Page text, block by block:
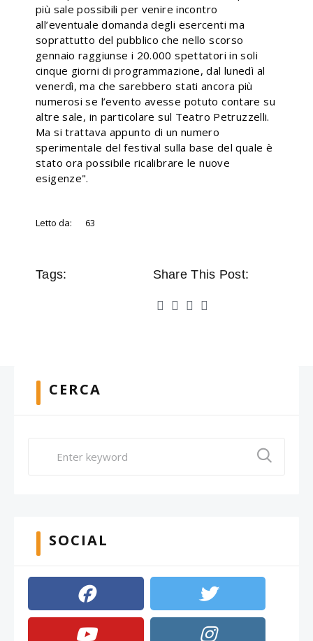
più sale possibili per venire incontro
all’eventuale domanda degli esercenti ma
soprattutto del pubblico che nello scorso
gennaio raggiunse i 20.000 spettatori in soli
cinque giorni di programmazione, dal lunedì al
venerdì, ma che sarebbero stati ancora più
numerosi se l’evento avesse potuto contare su
altre sale, in particolare sul Teatro Petruzzelli.
Ma si trattava appunto di un numero
sperimentale del festival sulla base del quale è
stato ora possibile ricalibrare le nuove
esigenze".
Letto da: 63
Tags: Share This Post:
CERCA
SOCIAL